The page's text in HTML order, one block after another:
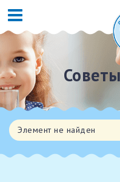
Элемент не найден